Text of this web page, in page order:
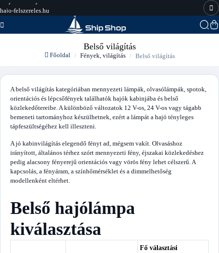
hajo-felszereles.hu
Belső világítás
Főoldal Fények, világítás Belső világítás
A belső világítás kategóriában mennyezeti lámpák, olvasólámpák, spotok,
orientációs és lépcsőfények találhatók hajók kabinjába és belső
közlekedőtereibe. A különböző változatok 12 V-os, 24 V-os vagy tágabb
bemeneti tartományhoz készülhetnek, ezért a lámpát a hajó tényleges
tápfeszültségéhez kell illeszteni.
A jó kabinvilágítás elegendő fényt ad, mégsem vakít. Olvasáshoz
irányított, általános térhez szórt mennyezeti fény, éjszakai közlekedéshez
pedig alacsony fényerejű orientációs vagy vörös fény lehet célszerű. A
kapcsolás, a fényáram, a színhőmérséklet és a dimmelhetőség
modellenként eltérhet.
Belső hajólámpa
kiválasztása
Fő választási